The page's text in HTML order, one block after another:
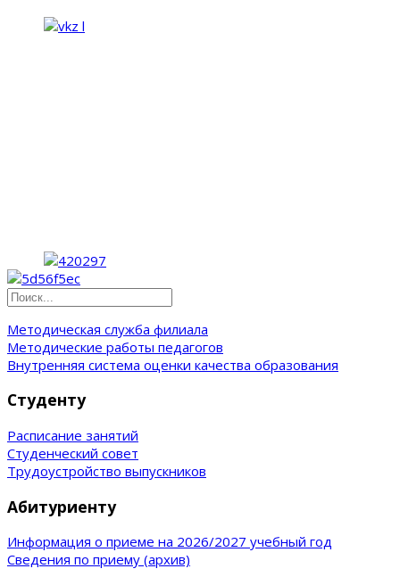
Методическая служба филиала
Методические работы педагогов
Внутренняя система оценки качества образования
Студенту
Расписание занятий
Студенческий совет
Трудоустройство выпускников
Абитуриенту
Информация о приеме на 2026/2027 учебный год
Сведения по приему (архив)